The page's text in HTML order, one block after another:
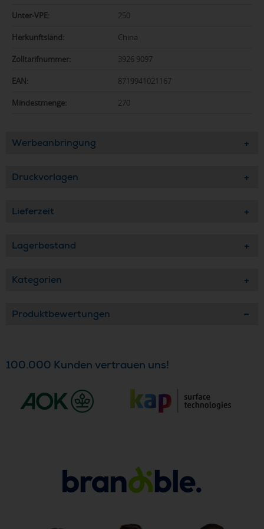
Unter-VPE: 250
Herkunftsland: China
Zolltarifnummer: 3926 9097
EAN: 8719941021167
Mindestmenge: 270
Werbeanbringung
Druckvorlagen
Lieferzeit
Lagerbestand
Kategorien
Produktbewertungen
100.000 Kunden vertrauen uns!